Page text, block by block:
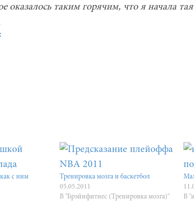
оказалось таким горячим, что я начала
с ним
Тренировка мозга и баскетбол
05.05.2011
В "Брэйнфитнес (Тренировка мозга)"
В